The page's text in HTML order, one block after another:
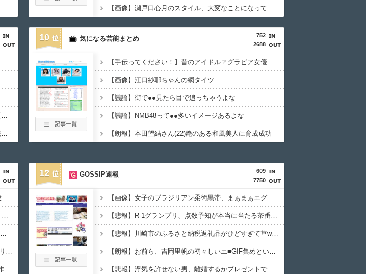
【画像】瀬戸口心月のスタイル、大変なことになってるって...
筒井あやめちゃんの現金がない理由が可愛すぎるｗ【乃木坂46】
林瑠奈ちゃんが連れてきたお友達を隣で見てる五百城茉央ちゃんｗ【乃木坂46】
10
752
2688
気になる芸能まとめ
【手伝ってください！】昔のアイドル？グラビア女優の名前が思い出せないんだ！！
【画像】江口紗耶ちゃんの網タイツ
【議論】街で●●見たら目で追っちゃうよな
【議論】NMB48って●●多いイメージあるよな
【朗報】本田望結さん(22)艶のある和風美人に育成成功
｢被告はモンスター｣元ジャンポケ斉藤慎二被告に懲役７年求刑でほぼ実刑確実？弁護側の主張が無理筋なワケ
【NHK性加害】今も芸能活動している出演者Ｘは誰？実名非公表は隠蔽？ネットで逃げ得への怒り＆特定に過熱
藤あや子が事務所独立でモメていた!?バーニング二代目社長が売上やギャラの配分を明かして異例の告白
FRIDAY作成のタレント＆アスリート｢最新CMギャラリスト｣消えた女優､旧ジャニの明暗､規格外の13億円!?
『VIVANT』主要キャストの破格ギャラが判明!?総制作費は破格の20億円超の大赤字覚悟でも放送できるワケ
12
609
7750
GOSSIP速報
【画像】女子のブラジリアン柔術黒帯、まぁまぁエグいボディしてて草www
【悲報】R-1グランプリ、点数予知が本当に当たる茶番だったｗｗｗ
【悲報】川崎市のふるさと納税返礼品がひどすぎて草wwwwww
【朗報】お前ら、吉岡里帆の初々しいエ■GIF集めといたぞWWWWWWWW
【悲報】浮気を許せない男、離婚するかプレゼントで素直に手を打つか究極の選択ｗｗｗｗ